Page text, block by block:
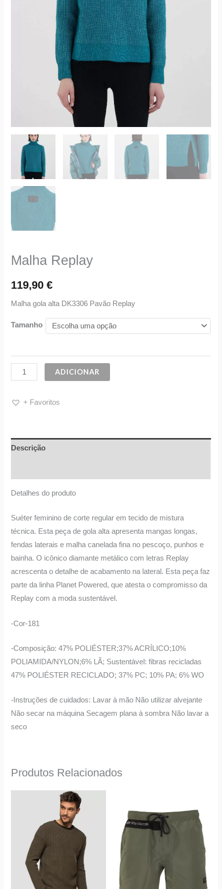
Malha Replay
119,90€
Malha gola alta DK3306 Pavão Replay
Tamanho
ADICIONAR
+ Favoritos
Descrição
Detalhes do produto
Suéter feminino de corte regular em tecido de mistura
técnica. Esta peça de gola alta apresenta mangas longas,
fendas laterais e malha canelada fina no pescoço, punhos e
bainha. O icônico diamante metálico com letras Replay
acrescenta o detalhe de acabamento na lateral. Esta peça faz
parte da linha Planet Powered, que atesta o compromisso da
Replay com a moda sustentável.
-Cor-181
-Composição: 47% POLIÉSTER;37% ACRÍLICO;10%
POLIAMIDA/NYLON;6% LÃ; Sustentável: fibras recicladas
47% POLIÉSTER RECICLADO; 37% PC; 10% PA; 6% WO
-Instruções de cuidados: Lavar à mão Não utilizar alvejante
Não secar na máquina Secagem plana à sombra Não lavar a
seco
Produtos Relacionados
This
product
has
multiple
variants.
The
options
product